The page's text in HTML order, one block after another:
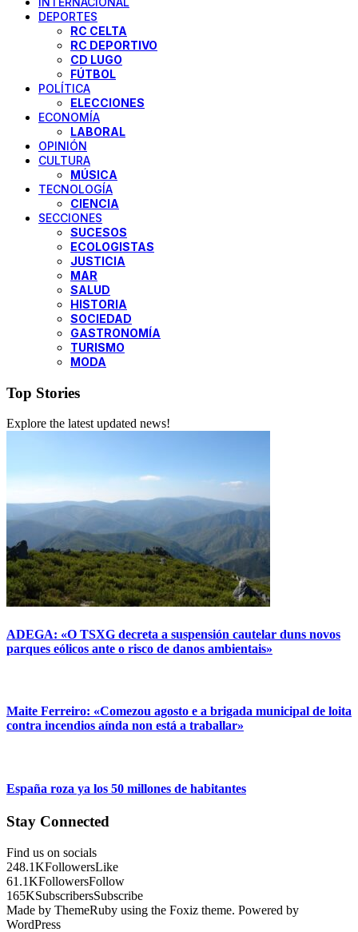
DEPORTES
RC CELTA
RC DEPORTIVO
CD LUGO
FÚTBOL
POLÍTICA
ELECCIONES
ECONOMÍA
LABORAL
OPINIÓN
CULTURA
MÚSICA
TECNOLOGÍA
CIENCIA
SECCIONES
SUCESOS
ECOLOGISTAS
JUSTICIA
MAR
SALUD
HISTORIA
SOCIEDAD
GASTRONOMÍA
TURISMO
MODA
Top Stories
Explore the latest updated news!
ADEGA: «O TSXG decreta a suspensión cautelar duns novos
parques eólicos ante o risco de danos ambientais»
Maite Ferreiro: «Comezou agosto e a brigada municipal de loita
contra incendios aínda non está a traballar»
España roza ya los 50 millones de habitantes
Stay Connected
Find us on socials
248.1KFollowersLike
61.1KFollowersFollow
165KSubscribersSubscribe
Made by ThemeRuby using the Foxiz theme. Powered by
WordPress